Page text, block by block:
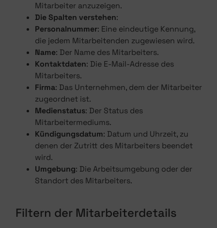
Mitarbeiter anzuzeigen.
Die Spalten verstehen:
Personalnummer: Eine eindeutige Kennung,
die jedem Mitarbeitenden zugewiesen wird.
Name: Der Name des Mitarbeiters.
Kontaktdaten: Die E-Mail-Adresse des
Mitarbeiters.
Firma: Das Unternehmen, dem der Mitarbeiter
zugeordnet ist.
Medienstatus: Der Status des
Mitarbeitermediums.
Kündigungsdatum: Datum und Uhrzeit, zu
denen der Zutritt des Mitarbeiters beendet
wird.
Umgebung: Die Arbeitsumgebung oder der
Standort des Mitarbeiters.
Filtern der Mitarbeiterdetails